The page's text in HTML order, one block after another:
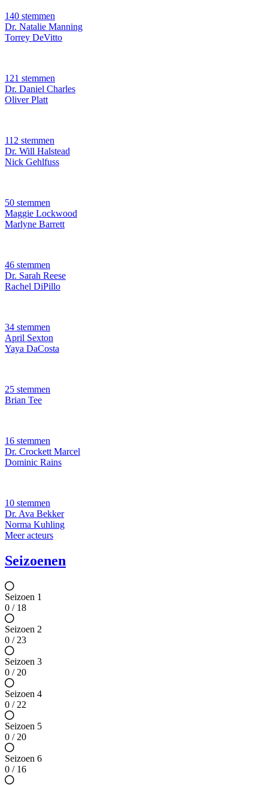
140 stemmen
Dr. Natalie Manning
Torrey DeVitto
121 stemmen
Dr. Daniel Charles
Oliver Platt
112 stemmen
Dr. Will Halstead
Nick Gehlfuss
50 stemmen
Maggie Lockwood
Marlyne Barrett
46 stemmen
Dr. Sarah Reese
Rachel DiPillo
34 stemmen
April Sexton
Yaya DaCosta
25 stemmen
Brian Tee
16 stemmen
Dr. Crockett Marcel
Dominic Rains
10 stemmen
Dr. Ava Bekker
Norma Kuhling
Meer acteurs
Seizoenen
Seizoen 1
0 / 18
Seizoen 2
0 / 23
Seizoen 3
0 / 20
Seizoen 4
0 / 22
Seizoen 5
0 / 20
Seizoen 6
0 / 16